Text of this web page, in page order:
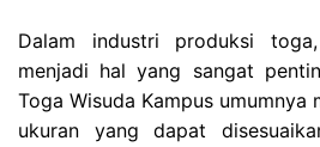
Dalam industri produksi
menjadi hal yang sangat
Toga Wisuda Kampus umumnya
ukuran yang dapat